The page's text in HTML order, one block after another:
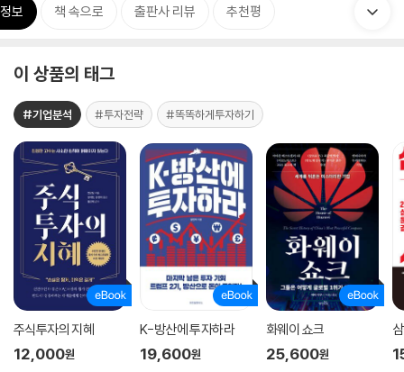
보 책 속으로 출판사 리뷰 추천평
이 상품의 태그
#기업분석 #투자전략 #똑똑하게투자하기
주식투자의 지혜
12,000원
K-방산에 투자하라
19,600원
화웨이 쇼크
25,600원